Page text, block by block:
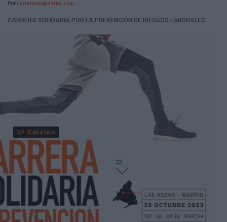
Por carreraspopulares.com
CARRERA SOLIDARIA POR LA PREVENCIÓN DE RIESGOS LABORALES